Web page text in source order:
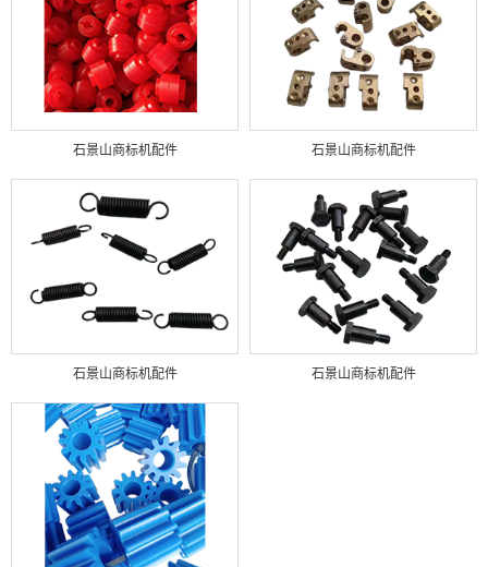
石景山商标机配件 石景山商标机配件
石景山商标机配件 石景山商标机配件